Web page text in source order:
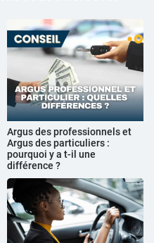
Argus des professionnels et
Argus des particuliers :
pourquoi y a t-il une
différence ?